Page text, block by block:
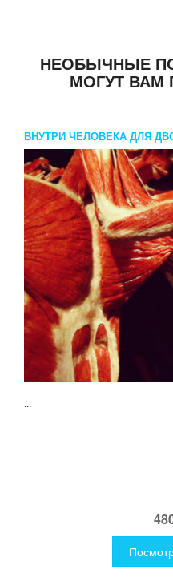
НЕОБЫЧНЫЕ
МОГУТ ВАМ
ВНУТРИ ЧЕЛОВЕКА ДЛЯ
...